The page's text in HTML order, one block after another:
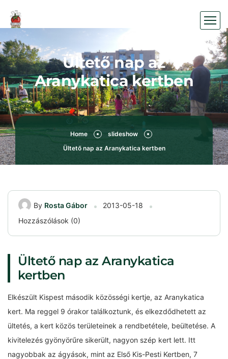
Ültető nap az
Aranykatica kertben
Home
slideshow
Ültető nap az Aranykatica kertben
By Rosta Gábor
2013-05-18
Hozzászólások (0)
Ültető nap az Aranykatica
kertben
Elkészült Kispest második közösségi kertje, az Aranykatica
kert. Ma reggel 9 órakor találkoztunk, és elkezdődhetett az
ültetés, a kert közös területeinek a rendbetétele, beültetése. A
kivitelezés gyönyörűre sikerült, nagyon szép kert lett. Itt
nagyobbak az ágyások, mint az Első Kis-Pesti Kertben, 7